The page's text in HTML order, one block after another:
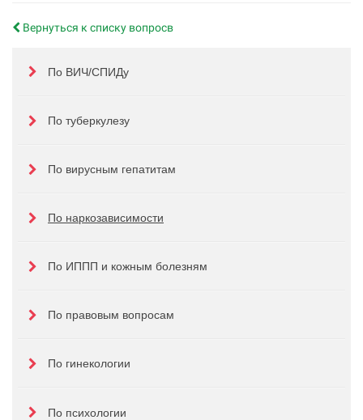
Вернуться к списку вопросв
По ВИЧ/СПИДу
По туберкулезу
По вирусным гепатитам
По наркозависимости
По ИППП и кожным болезням
По правовым вопросам
По гинекологии
По психологии